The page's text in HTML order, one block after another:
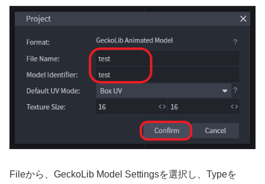
Fileから、GeckoLib Model Settingsを選択し、Typeを